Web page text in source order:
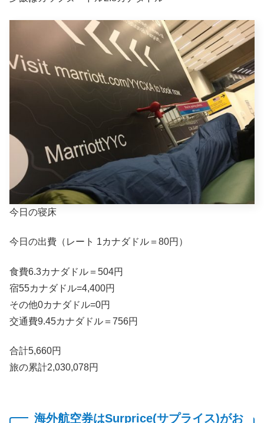
今日の寝床
今日の出費（レート 1カナダドル＝80円）
食費6.3カナダドル＝504円
宿55カナダドル=4,400円
その他0カナダドル=0円
交通費9.45カナダドル＝756円
合計5,660円
旅の累計2,030,078円
海外航空券はSurprice(サプライス)がお